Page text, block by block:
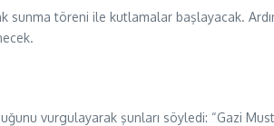
sunma töreni ile kutlamalar başlayacak.
vurgulayarak şunları söyledi: “Gazi